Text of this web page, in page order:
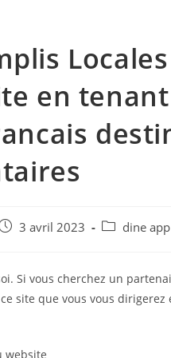
en
3 avril 2023
Postdine
Si vous cherchez un
ce site que vous vous
website